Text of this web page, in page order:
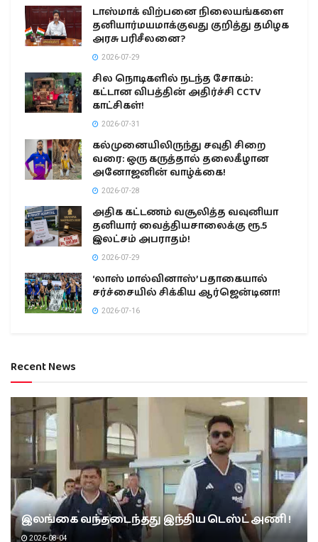
டாஸ்மாக் விற்பனை நிலையங்களை
தனியார்மயமாக்குவது குறித்து தமிழக
அரசு பரிசீலனை?
2026-07-29
சில நொடிகளில் நடந்த சோகம்:
கட்டான விபத்தின் அதிர்ச்சி CCTV
காட்சிகள்!
2026-07-31
கல்முனையிலிருந்து சவுதி சிறை
வரை: ஒரு கருத்தால் தலைகீழான
அனோஜனின் வாழ்க்கை!
2026-07-28
அதிக கட்டணம் வசூலித்த வவுனியா
தனியார் வைத்தியசாலைக்கு ரூ.5
இலட்சம் அபராதம்!
2026-07-29
‘லாஸ் மால்வினாஸ்’ பதாகையால்
சர்ச்சையில் சிக்கிய ஆர்ஜென்டினா!
2026-07-16
Recent News
இலங்கை வந்தடைந்தது இந்திய டெஸ்ட் அணி !
2026-08-04